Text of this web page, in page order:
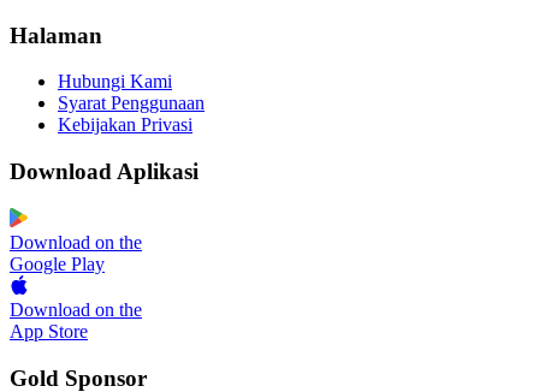
Halaman
Hubungi Kami
Syarat Penggunaan
Kebijakan Privasi
Download Aplikasi
Download on the
Google Play
Download on the
App Store
Gold Sponsor